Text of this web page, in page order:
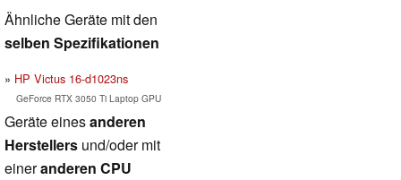
Ähnliche Geräte mit den
selben Spezifikationen
HP Victus 16-d1023ns
GeForce RTX 3050 Ti Laptop GPU
Geräte einesanderen
Herstellers und/oder mit
eineranderen CPU